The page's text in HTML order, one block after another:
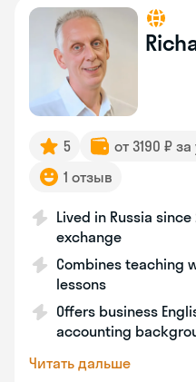
5 от 3190 ₽
1 отзыв
Lived in Russia
exchange
Combines teaching
lessons
Offers business
accounting
Читать дальше